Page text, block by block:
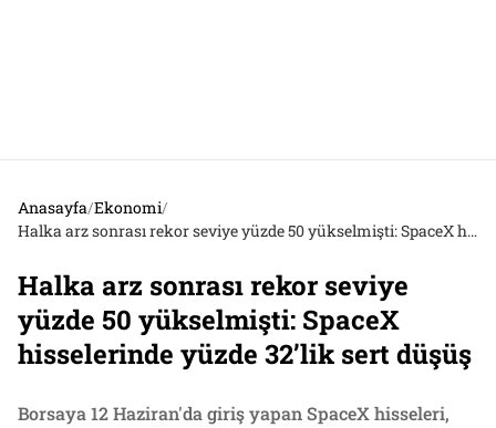
Anasayfa/Ekonomi/
Halka arz sonrası rekor seviye yüzde 50 yükselmişti: SpaceX hisselerinde yüzde 32’lik sert düşüş
Halka arz sonrası rekor seviye
yüzde 50 yükselmişti: SpaceX
hisselerinde yüzde 32’lik sert düşüş
Borsaya 12 Haziran'da giriş yapan SpaceX hisseleri,